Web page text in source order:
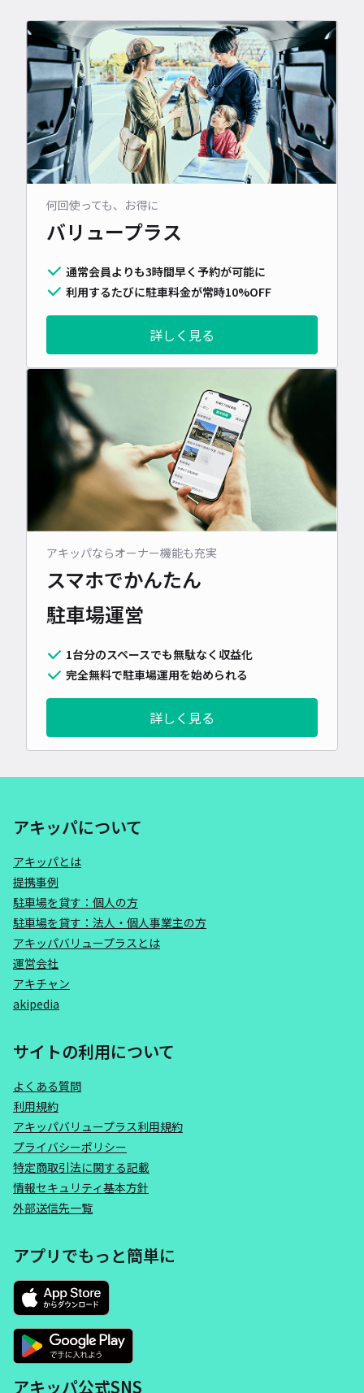
何回使っても、お得に
バリュープラス
通常会員よりも3時間早く予約が可能に
利用するたびに駐車料金が常時10%OFF
詳しく見る
アキッパならオーナー機能も充実
スマホでかんたん
駐車場運営
1台分のスペースでも無駄なく収益化
完全無料で駐車場運用を始められる
詳しく見る
アキッパについて
アキッパとは
提携事例
駐車場を貸す：個人の方
駐車場を貸す：法人・個人事業主の方
アキッパバリュープラスとは
運営会社
アキチャン
akipedia
サイトの利用について
よくある質問
利用規約
アキッパバリュープラス利用規約
プライバシーポリシー
特定商取引法に関する記載
情報セキュリティ基本方針
外部送信先一覧
アプリでもっと簡単に
アキッパ公式SNS